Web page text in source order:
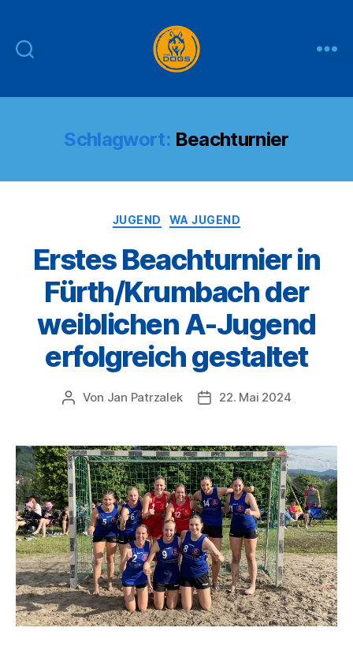
DOGS
Schlagwort: Beachturnier
Kategorien
JUGEND WA JUGEND
Erstes Beachturnier in
Fürth/Krumbach der
weiblichen A-Jugend
erfolgreich gestaltet
Beitragsautor
Von Jan Patrzalek Veröffentlichungsdatum
22. Mai 2024